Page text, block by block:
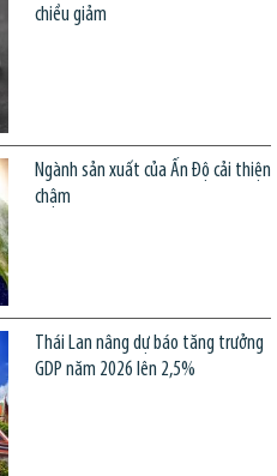
chiều giảm
Ngành sản xuất của Ấn Độ cải thiện
chậm
Thái Lan nâng dự báo tăng trưởng
GDP năm 2026 lên 2,5%